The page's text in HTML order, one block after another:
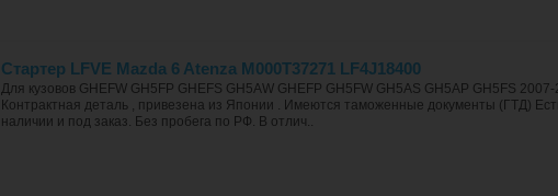
Стартер LFVE Mazda 6 Atenza M000T37271 LF4J18400
Для кузовов GHEFW GH5FP GHEFS GH5AW GHEFP GH5FW GH5AS GH5AP GH5FS
Контрактная деталь , привезена из Японии . Имеются таможенные документы (ГТД)
наличии и под заказ. Без пробега по РФ. В отлич..